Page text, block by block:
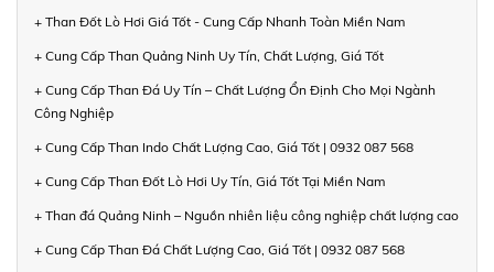
+ Than Đốt Lò Hơi Giá Tốt - Cung Cấp Nhanh Toàn Miền Nam
+ Cung Cấp Than Quảng Ninh Uy Tín, Chất Lượng, Giá Tốt
+ Cung Cấp Than Đá Uy Tín – Chất Lượng Ổn Định Cho Mọi Ngành
Công Nghiệp
+ Cung Cấp Than Indo Chất Lượng Cao, Giá Tốt | 0932 087 568
+ Cung Cấp Than Đốt Lò Hơi Uy Tín, Giá Tốt Tại Miền Nam
+ Than đá Quảng Ninh – Nguồn nhiên liệu công nghiệp chất lượng cao
+ Cung Cấp Than Đá Chất Lượng Cao, Giá Tốt | 0932 087 568